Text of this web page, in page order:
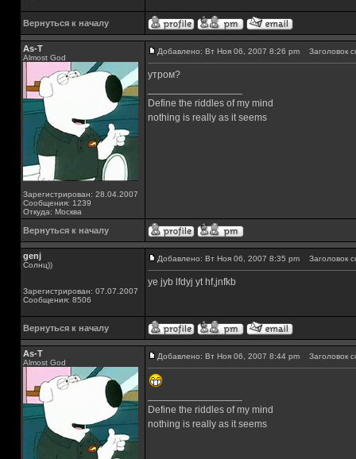
Вернуться к началу
As-T
Almost God
Зарегистрирован: 28.04.2007
Сообщения: 1239
Откуда: Москва
Добавлено: Вт Ноя 06, 2007 8:26 pm Заголовок
утром?
Define the riddles of my mind
nothing is really as it seems
Вернуться к началу
genj
Солнц))
Зарегистрирован: 07.07.2007
Сообщения: 8506
Добавлено: Вт Ноя 06, 2007 8:35 pm Заголовок
ye jyb lfdyj yt hf,jnfkb
Вернуться к началу
As-T
Almost God
Добавлено: Вт Ноя 06, 2007 8:44 pm Заголовок
Define the riddles of my mind
nothing is really as it seems